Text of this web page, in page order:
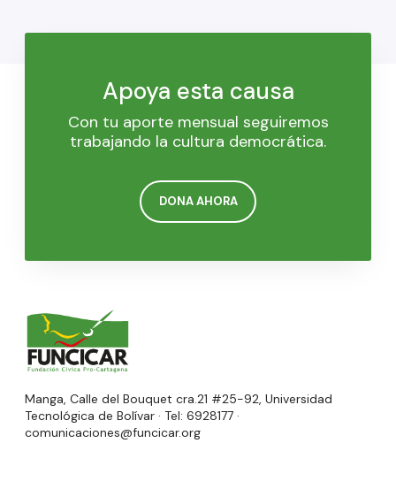
Apoya esta causa
Con tu aporte mensual seguiremos
trabajando la cultura democrática.
DONA AHORA
Manga, Calle del Bouquet cra.21 #25-92, Universidad
Tecnológica de Bolívar · Tel: 6928177 ·
comunicaciones@funcicar.org